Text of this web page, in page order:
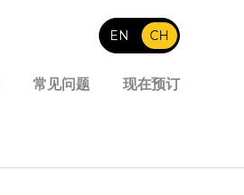
EN CH
常见问题 现在预订